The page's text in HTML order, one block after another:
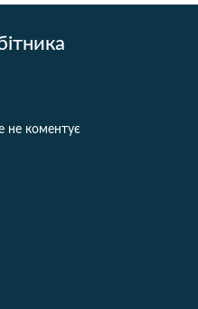
не коментує